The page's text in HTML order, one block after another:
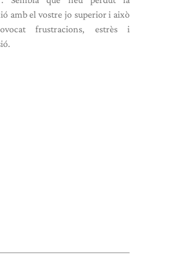
amb el vostre jo superior i això
frustracions, estrès i